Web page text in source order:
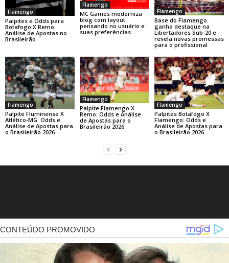
Flamengo
Palpites e Odds para
Botafogo X Remo:
Análise de Apostas no
Brasileirão
Flamengo
MC Games moderniza
blog com layout
pensando no usuário e
suas preferências
Flamengo
Base do Flamengo
ganha destaque na
Libertadores Sub-20 e
revela novas promessas
para o profissional
Flamengo
Palpite Fluminense X
Atlético-MG: Odds e
Análise de Apostas para
o Brasileirão 2026
Flamengo
Palpite Flamengo X
Remo: Odds e Análise
de Apostas para o
Brasileirão 2026
Flamengo
Palpites Botafogo X
Flamengo: Odds e
Análise de Apostas para
o Brasileirão 2026